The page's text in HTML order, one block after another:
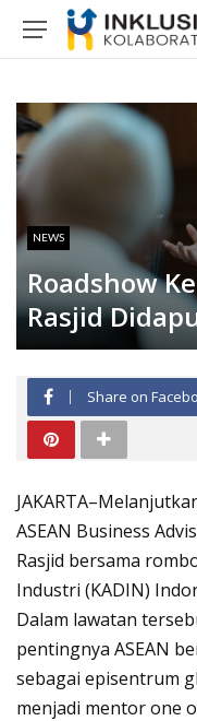
NEWS
Roadshow
Rasjid
Share on
ASEAN Business
Rasjid bersama
Industri (KADIN)
Dalam lawatan
pentingnya ASEAN
sebagai episentrum
menjadi mentor one